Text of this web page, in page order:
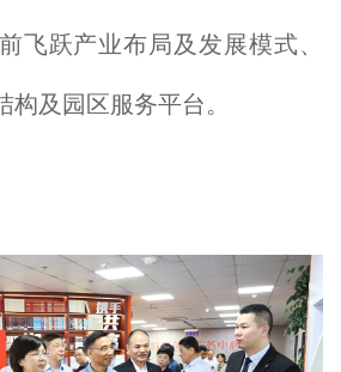
飞跃产业布局及发展模式、
及园区服务平台。